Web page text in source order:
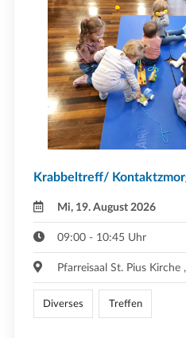
Krabbeltreff/
Mi, 19. August 2026
09:00 - 10:45 Uhr
Pfarreisaal St. Pius Kirche
Diverses Treffen